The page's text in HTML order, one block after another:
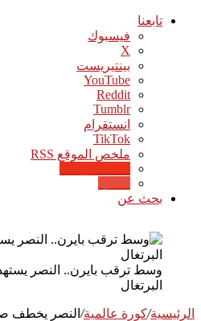
تابعنا
فيسبوك
‫X
بينتيريست
‫YouTube
انستقرام
‫TikTok
ملخص الموقع RSS
بحث عن
وسط ترقب بايرن.. النصر
البرتغال
الرئيسية/كورة عالمية/ النصر يخطف